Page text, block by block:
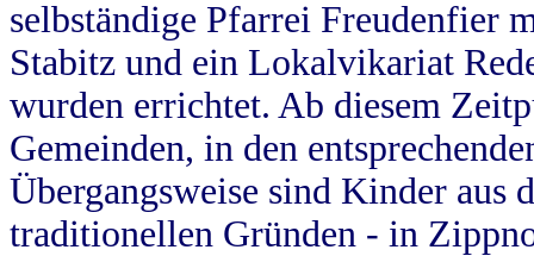
selbständige Pfarrei Freudenfier
Stabitz und ein Lokalvikariat
wurden errichtet. Ab diesem
Gemeinden, in den
Übergangsweise sind Kinder aus
traditionellen Gründen - in